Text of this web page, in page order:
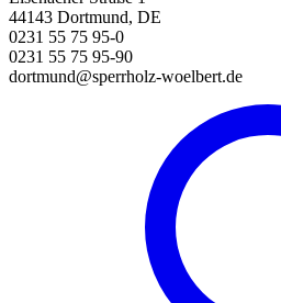
44143 Dortmund, DE
0231 55 75 95-0
0231 55 75 95-90
dortmund@sperrholz-woelbert.de